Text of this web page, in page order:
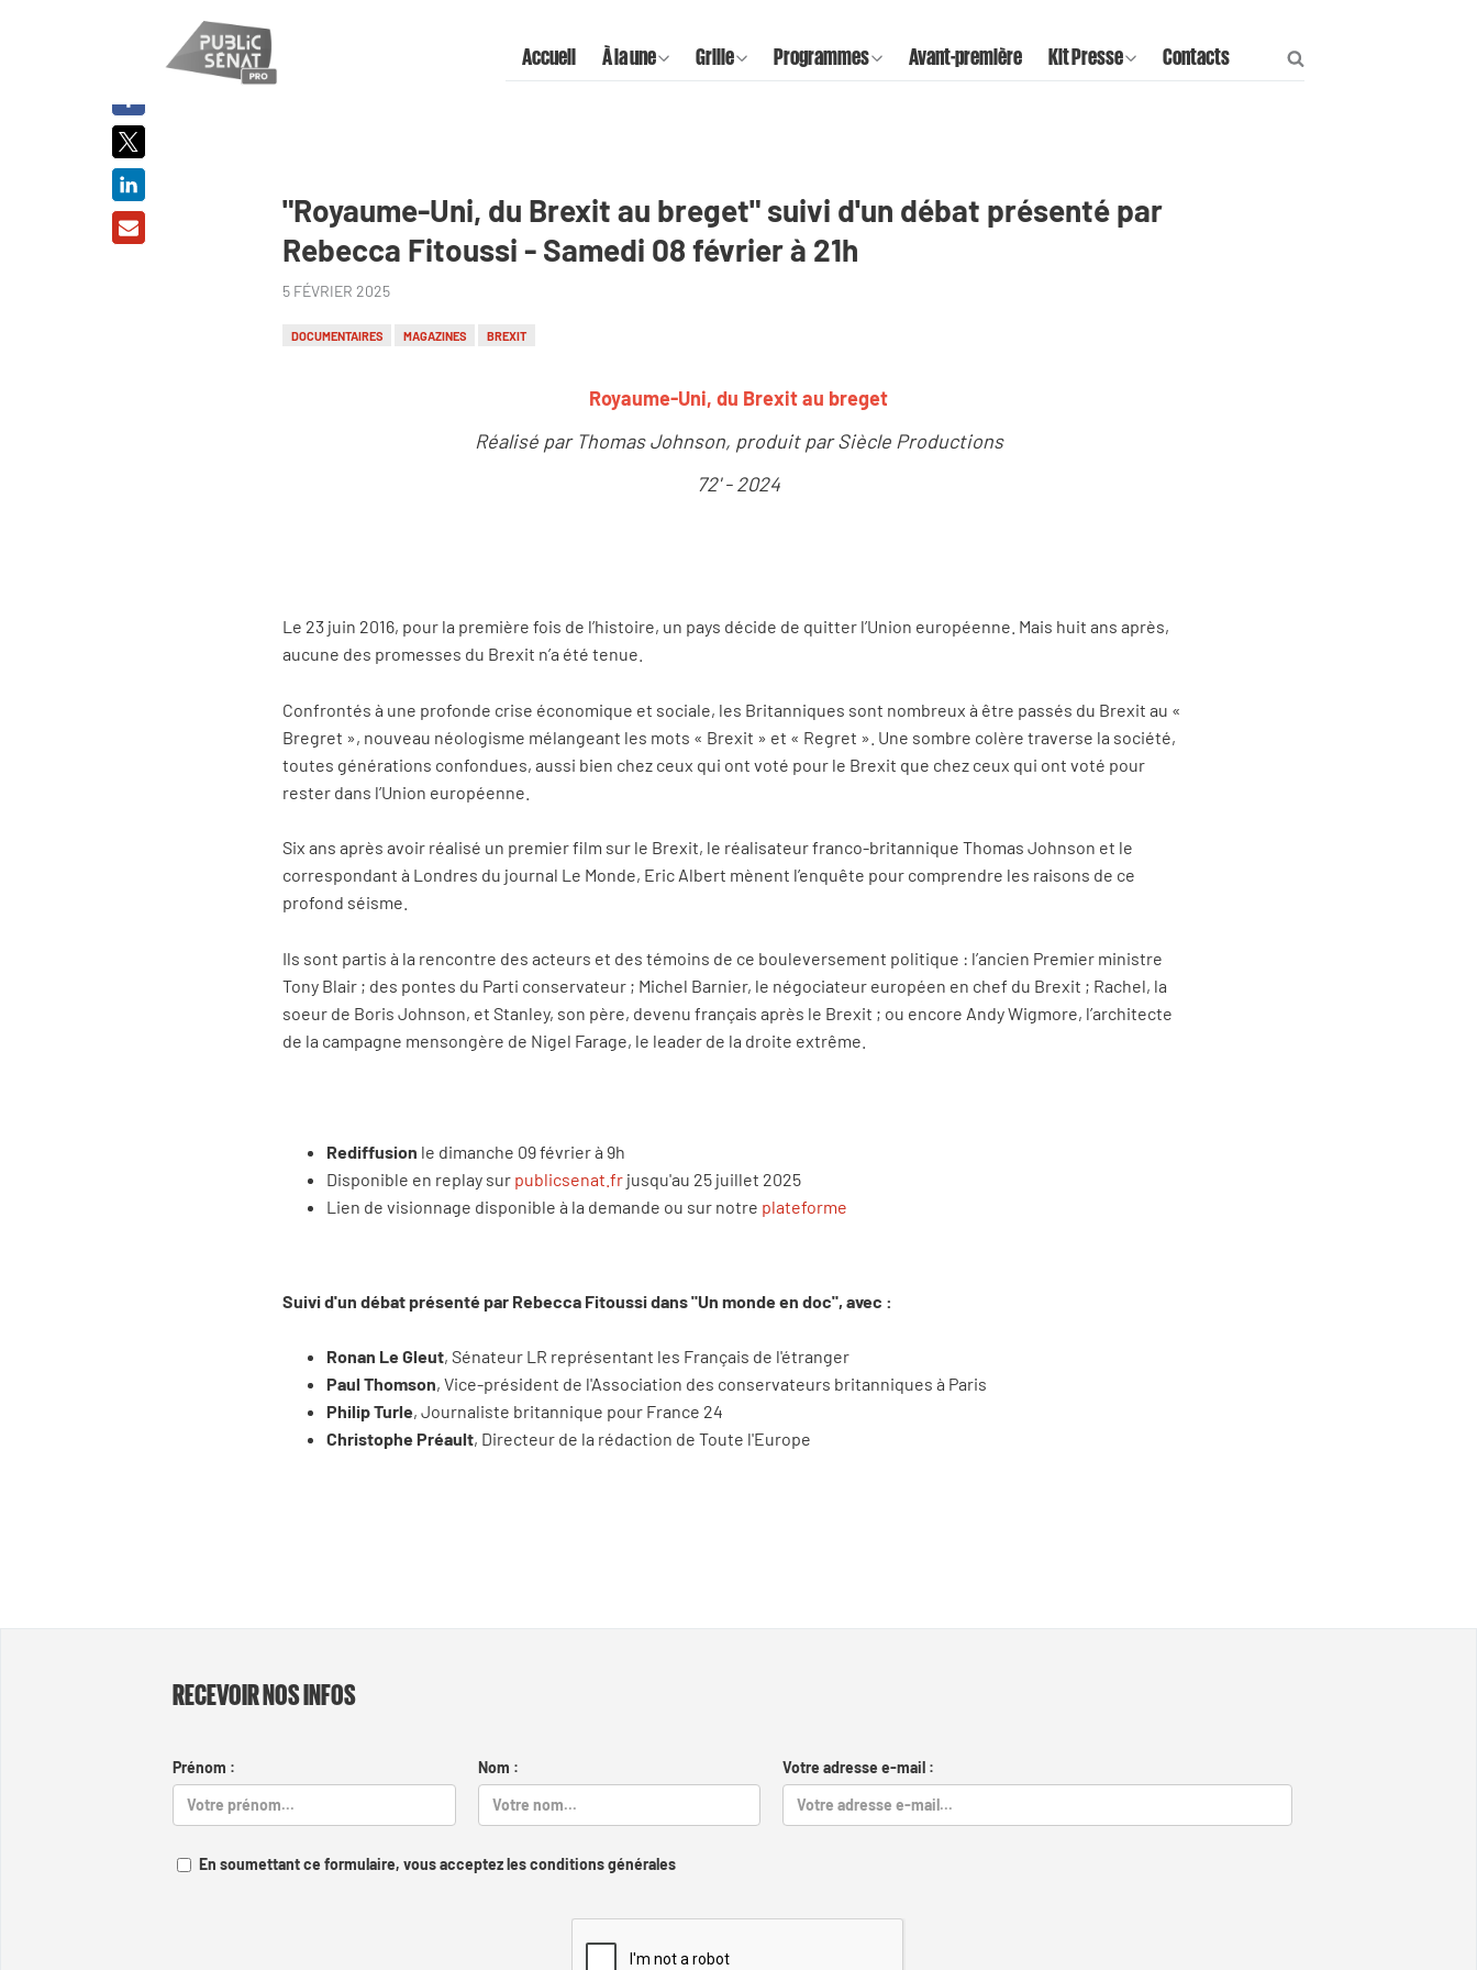
Accueil À la une Grille Programmes Avant-première Kit Presse Contacts
"Royaume-Uni, du Brexit au breget" suivi d'un débat présenté par
Rebecca Fitoussi - Samedi 08 février à 21h
5 FÉVRIER 2025
DOCUMENTAIRES MAGAZINES BREXIT
Royaume-Uni, du Brexit au breget
Réalisé par Thomas Johnson, produit par Siècle Productions
72' - 2024
Le 23 juin 2016, pour la première fois de l’histoire, un pays décide de quitter l’Union européenne. Mais huit ans après,
aucune des promesses du Brexit n’a été tenue.
Confrontés à une profonde crise économique et sociale, les Britanniques sont nombreux à être passés du Brexit au «
Bregret », nouveau néologisme mélangeant les mots « Brexit » et « Regret ». Une sombre colère traverse la société,
toutes générations confondues, aussi bien chez ceux qui ont voté pour le Brexit que chez ceux qui ont voté pour
rester dans l’Union européenne.
Six ans après avoir réalisé un premier film sur le Brexit, le réalisateur franco-britannique Thomas Johnson et le
correspondant à Londres du journal Le Monde, Eric Albert mènent l’enquête pour comprendre les raisons de ce
profond séisme.
Ils sont partis à la rencontre des acteurs et des témoins de ce bouleversement politique : l’ancien Premier ministre
Tony Blair ; des pontes du Parti conservateur ; Michel Barnier, le négociateur européen en chef du Brexit ; Rachel, la
soeur de Boris Johnson, et Stanley, son père, devenu français après le Brexit ; ou encore Andy Wigmore, l’architecte
de la campagne mensongère de Nigel Farage, le leader de la droite extrême.
Rediffusion le dimanche 09 février à 9h
Disponible en replay sur publicsenat.fr jusqu'au 25 juillet 2025
Lien de visionnage disponible à la demande ou sur notre plateforme
Suivi d'un débat présenté par Rebecca Fitoussi dans "Un monde en doc", avec :
Ronan Le Gleut, Sénateur LR représentant les Français de l'étranger
Paul Thomson, Vice-président de l'Association des conservateurs britanniques à Paris
Philip Turle, Journaliste britannique pour France 24
Christophe Préault, Directeur de la rédaction de Toute l'Europe
RECEVOIR NOS INFOS
Prénom : Nom : Votre adresse e-mail :
En soumettant ce formulaire, vous acceptez les conditions générales